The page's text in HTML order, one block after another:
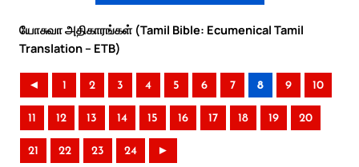
யோசுவா அதிகாரங்கள் (Tamil Bible: Ecumenical Tamil
Translation – ETB)
◄ 1 2 3 4 5 6 7 8 9 10
11 12 13 14 15 16 17 18 19 20
21 22 23 24 ►